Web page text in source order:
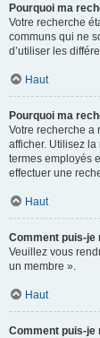
Pourquoi ma
Votre recherche
communs qui ne
d’utiliser les
Haut
Pourquoi ma
Votre recherche a
afficher. Utilisez
termes employés
effectuer une
Haut
Comment puis-
Veuillez vous
un membre ».
Haut
Comment puis-